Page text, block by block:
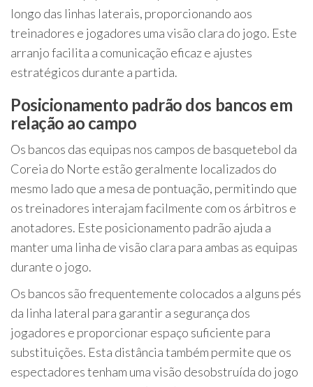
longo das linhas laterais, proporcionando aos
treinadores e jogadores uma visão clara do jogo. Este
arranjo facilita a comunicação eficaz e ajustes
estratégicos durante a partida.
Posicionamento padrão dos bancos em
relação ao campo
Os bancos das equipas nos campos de basquetebol da
Coreia do Norte estão geralmente localizados do
mesmo lado que a mesa de pontuação, permitindo que
os treinadores interajam facilmente com os árbitros e
anotadores. Este posicionamento padrão ajuda a
manter uma linha de visão clara para ambas as equipas
durante o jogo.
Os bancos são frequentemente colocados a alguns pés
da linha lateral para garantir a segurança dos
jogadores e proporcionar espaço suficiente para
substituições. Esta distância também permite que os
espectadores tenham uma visão desobstruída do jogo